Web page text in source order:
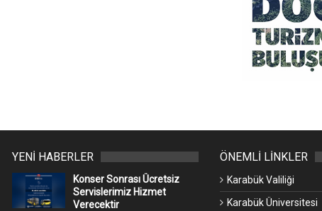
YENİ HABERLER
Konser Sonrası Ücretsiz
Servislerimiz Hizmet
Verecektir
ÖNEMLİ LİNKLER
Karabük Valiliği
Karabük Üniversitesi